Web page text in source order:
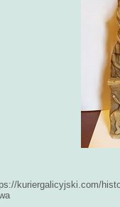
kuriergalicyjski.com/